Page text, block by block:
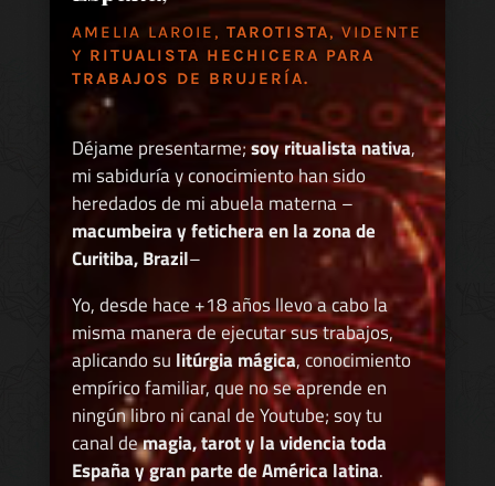
AMELIA LAROIE, TAROTISTA, VIDENTE
Y RITUALISTA HECHICERA PARA
TRABAJOS DE BRUJERÍA.
Déjame presentarme;soy ritualista nativa,
mi sabiduría y conocimiento han sido
heredados de mi abuela materna –
macumbeira y fetichera en la zona de
Curitiba, Brazil–
Yo, desde hace +18 años llevo a cabo la
misma manera de ejecutar sus trabajos,
aplicando su litúrgia mágica, conocimiento
empírico familiar, que no se aprende en
ningún libro ni canal de Youtube; soy tu
canal demagia, tarot y la videncia toda
España y gran parte de América latina.